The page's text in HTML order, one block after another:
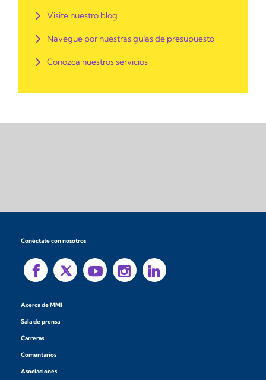
Visite nuestro blog
Navegue por nuestras guías de presupuesto
Conozca nuestros servicios
Conéctate con nosotros
Acerca de MMI
Sala de prensa
Carreras
Comentarios
Asociaciones